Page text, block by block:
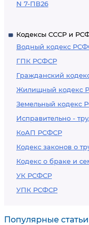
N 7-ПВ26
Кодексы СССР и
Водный кодекс
ГПК РСФСР
Гражданский
Жилищный кодекс
Земельный кодекс
Исправительно -
КоАП РСФСР
Кодекс законов о
Кодекс о браке и
УК РСФСР
УПК РСФСР
Популярные